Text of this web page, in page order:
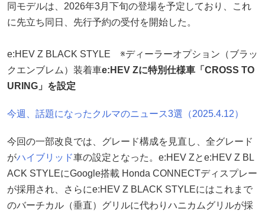
同モデルは、2026年3月下旬の登場を予定しており、これ
に先立ち同日、先行予約の受付を開始した。
e:HEV Z BLACK STYLE ※ディーラーオプション（ブラッ
クエンブレム）装着車e:HEV Zに特別仕様車「CROSS TO
URING」を設定
今週、話題になったクルマのニュース3選（2025.4.12）
今回の一部改良では、グレード構成を見直し、全グレード
がハイブリッド車の設定となった。e:HEV Zとe:HEV Z BL
ACK STYLEにGoogle搭載 Honda CONNECTディスプレー
が採用され、さらにe:HEV Z BLACK STYLEにはこれまで
のバーチカル（垂直）グリルに代わりハニカムグリルが採